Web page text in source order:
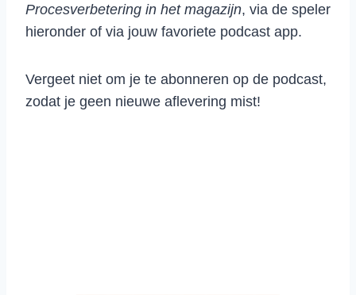
Procesverbetering in het magazijn, via de speler
hieronder of via jouw favoriete podcast app.
Vergeet niet om je te abonneren op de podcast,
zodat je geen nieuwe aflevering mist!